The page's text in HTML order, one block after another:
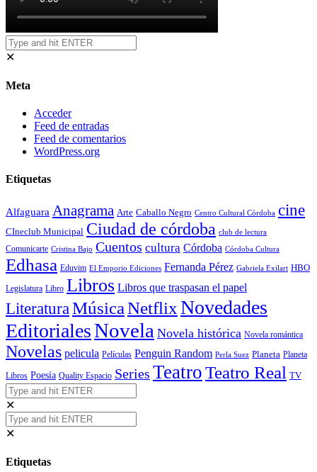
✕
Meta
Acceder
Feed de entradas
Feed de comentarios
WordPress.org
Etiquetas
Alfaguara Anagrama Arte Caballo Negro Centro Cultural Córdoba cine
CIneclub Municipal Ciudad de córdoba club de lectura
Comunicarte Cristina Bajo Cuentos cultura Córdoba Córdoba Cultura
Edhasa Eduvim El Emporio Ediciones Fernanda Pérez Gabriela Exilart HBO
Legislatura Libro Libros Libros que traspasan el papel
LiteraturaMúsicaNetflixNovedades
EditorialesNovela Novela histórica Novela romántica
Novelas pelicula Películas Penguin Random Perla Suez Planeta Planeta
Libros Poesía Quality Espacio Series TeatroTeatro Real TV
✕
✕
Etiquetas